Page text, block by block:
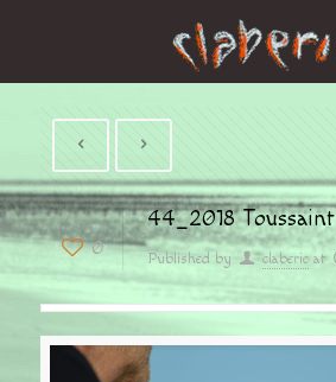
0
44_2018 Toussaint
Published by claberic at